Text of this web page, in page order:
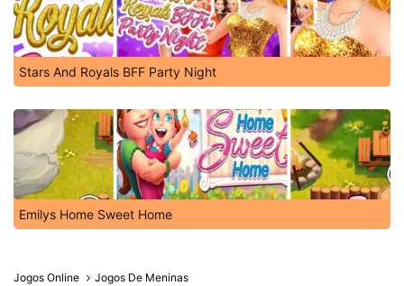
Stars And Royals BFF Party Night
Emilys Home Sweet Home
Jogos Online
Jogos De Meninas